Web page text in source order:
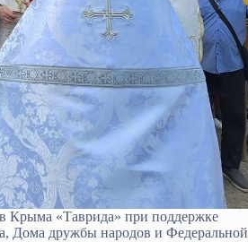
Крыма «Таврида» при поддержке
Дома дружбы народов и Федеральной